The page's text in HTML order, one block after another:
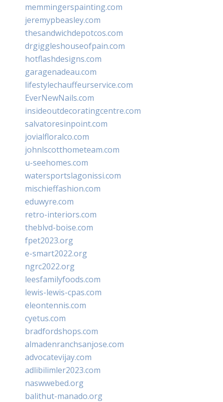
memmingerspainting.com
jeremypbeasley.com
thesandwichdepotcos.com
drgiggleshouseofpain.com
hotflashdesigns.com
garagenadeau.com
lifestylechauffeurservice.com
EverNewNails.com
insideoutdecoratingcentre.com
salvatoresinpoint.com
jovialfloralco.com
johnlscotthometeam.com
u-seehomes.com
watersportslagonissi.com
mischieffashion.com
eduwyre.com
retro-interiors.com
theblvd-boise.com
fpet2023.org
e-smart2022.org
ngrc2022.org
leesfamilyfoods.com
lewis-lewis-cpas.com
eleontennis.com
cyetus.com
bradfordshops.com
almadenranchsanjose.com
advocatevijay.com
adlibilimler2023.com
naswwebed.org
balithut-manado.org